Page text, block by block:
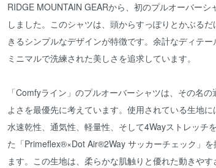
RIDGE MOUNTAIN GEARから、初のプルオーバーシ
しました。このシャツは、頭からすっぽりとかぶる
きるシンプルなデザインが特徴です。余計なディテー
ミニマルで洗練された美しさを追求しています。
「Comfyライン」のプルオーバーシャツは、その名
よさを最優先に考えています。使用されている生地に
水速乾性、通気性、軽量性、そして4Wayストレッチ
た「Primeflex®×Dot Air®2Way サッカーチェック」
ます。この生地は、柔らかな肌触りと優れた動きやす